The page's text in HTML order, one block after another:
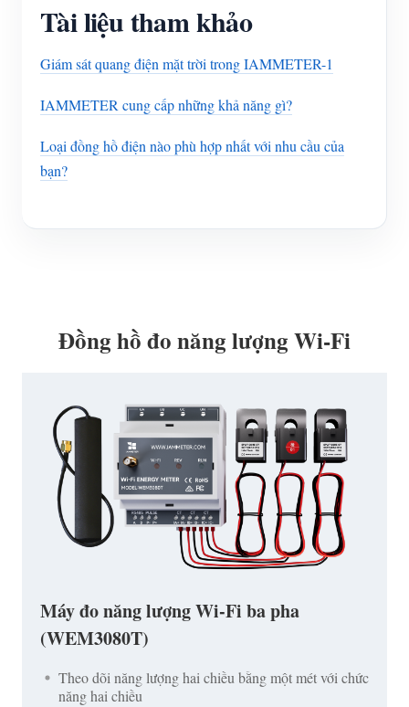
Tài liệu tham khảo
Giám sát quang điện mặt trời trong IAMMETER-1
IAMMETER cung cấp những khả năng gì?
Loại đồng hồ điện nào phù hợp nhất với nhu cầu của
bạn?
Đồng hồ đo năng lượng Wi-Fi
Máy đo năng lượng Wi-Fi ba pha
(WEM3080T)
Theo dõi năng lượng hai chiều bằng một mét với chức
năng hai chiều